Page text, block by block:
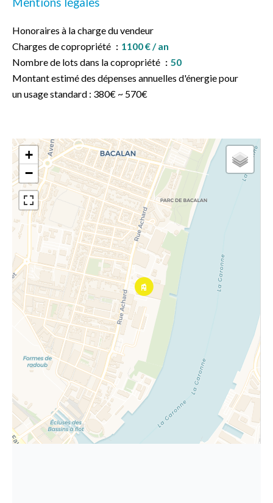
Honoraires à la charge du vendeur
Charges de copropriété
1100 € / an
Nombre de lots dans la copropriété
50
Montant estimé des dépenses annuelles d'énergie pour
un usage standard : 380€ ~ 570€
+
−